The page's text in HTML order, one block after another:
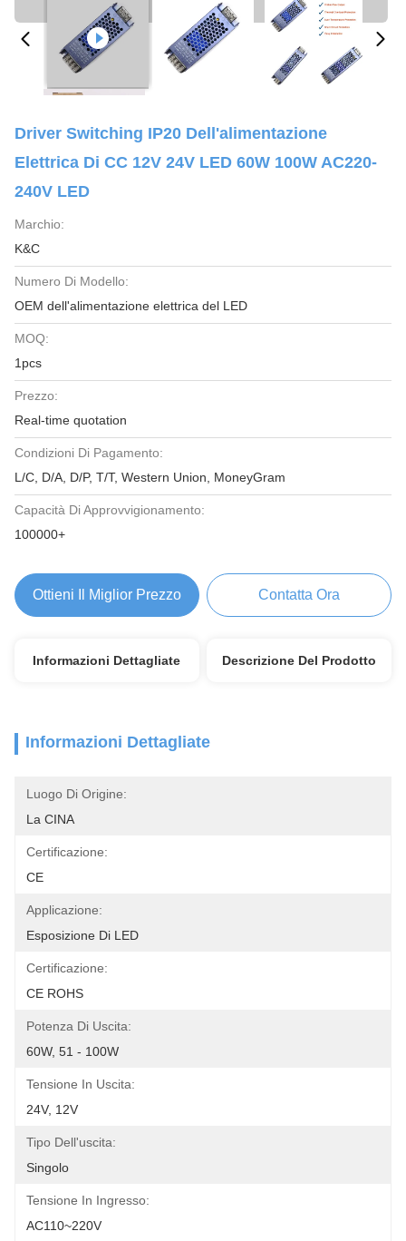
Driver Switching IP20 Dell'alimentazione
Elettrica Di CC 12V 24V LED 60W 100W AC220-
240V LED
Marchio:
K&C
Numero Di Modello:
OEM dell'alimentazione elettrica del LED
MOQ:
1pcs
Prezzo:
Real-time quotation
Condizioni Di Pagamento:
L/C, D/A, D/P, T/T, Western Union, MoneyGram
Capacità Di Approvvigionamento:
100000+
Ottieni Il Miglior Prezzo Contatta Ora
Informazioni Dettagliate Descrizione Del Prodotto
Informazioni Dettagliate
Luogo Di Origine:
La CINA
Certificazione:
CE
Applicazione:
Esposizione Di LED
Certificazione:
CE ROHS
Potenza Di Uscita:
60W, 51 - 100W
Tensione In Uscita:
24V, 12V
Tipo Dell'uscita:
Singolo
Tensione In Ingresso:
AC110~220V